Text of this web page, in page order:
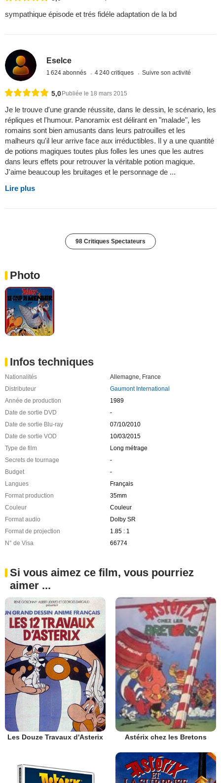
sympathique épisode et trés fidéle adaptation de la bd
Eselce
1 624 abonnés 4 240 critiques Suivre son activité
5,0Publiée le 18 mars 2015
Je le trouve d'une grande réussite, dans le dessin, le scénario, les
répliques et l'humour. Panoramix est délirant en "malade", les
romains sont bien amusants dans leurs patrouilles et les
malheurs qu'il leur arrive face aux irréductibles. Il y a une quantité
de potions magiques toutes plus folles les unes que les autres
dans leurs effets pour retrouver la véritable potion magique.
J'aime beaucoup les bruitages et le personnage de ...
Lire plus
98 Critiques Spectateurs
Photo
Infos techniques
Nationalités Allemagne, France
Distributeur
Gaumont International
Année de production
1989
Date de sortie DVD
-
Date de sortie Blu-ray
07/10/2010
Date de sortie VOD
10/03/2015
Type de film
Long métrage
Secrets de tournage
-
Budget
-
Langues
Français
Format production
35mm
Couleur
Couleur
Format audio
Dolby SR
Format de projection
1.85 : 1
N° de Visa
66774
Si vous aimez ce film, vous pourriez
aimer ...
Les Douze Travaux d'Asterix Astérix chez les Bretons